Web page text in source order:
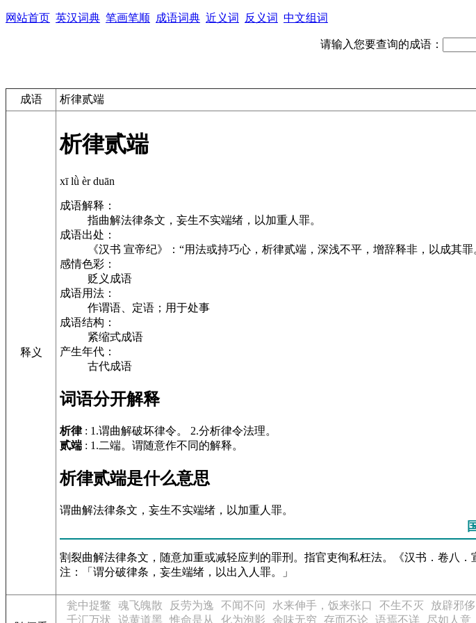
网站首页 英汉词典 笔画笔顺 成语词典 近义词 反义词 中文组词
请输入您要查询的成语：
成语 析律贰端
释义
析律贰端
xī lǜ èr duān
成语解释：
指曲解法律条文，妄生不实端绪，以加重人罪。
成语出处：
《汉书 宣帝纪》：“用法或持巧心，析律贰端，深浅不平，增辞释非，以成其罪
感情色彩：
贬义成语
成语用法：
作谓语、定语；用于处事
成语结构：
紧缩式成语
产生年代：
古代成语
词语分开解释
析律: 1.谓曲解破坏律令。 2.分析律令法理。
贰端 : 1.二端。谓随意作不同的解释。
析律贰端是什么意思
谓曲解法律条文，妄生不实端绪，以加重人罪。
割裂曲解法律条文，随意加重或减轻应判的罪刑。指官吏徇私枉法。《汉书．卷八
注：「谓分破律条，妄生端绪，以出入人罪。」
瓮中捉鳖 魂飞魄散 反劳为逸 不闻不问 水来伸手，饭来张口 不生不灭 放辟邪侈
千汇万状
说黄道黑 惟命是从 化为泡影 余味无穷 存而不论 语焉不详 尽如人意